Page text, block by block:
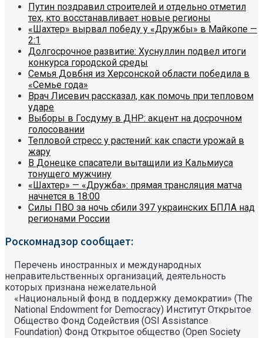
Путин поздравил строителей и отдельно отметил
тех, кто восстанавливает новые регионы
«Шахтер» вырвал победу у «Дружбы» в Майкопе —
2:1
Долгосрочное развитие: Хуснуллин подвел итоги
конкурса городской среды
Семья Довбня из Херсонской области победила в
«Семье года»
Врач Лисевич рассказал, как помочь при тепловом
ударе
Выборы в Госдуму в ДНР: акцент на досрочном
голосовании
Тепловой стресс у растений: как спасти урожай в
жару
В Донецке спасатели вытащили из Кальмиуса
тонущего мужчину
«Шахтер» — «Дружба»: прямая трансляция матча
начнется в 18:00
Силы ПВО за ночь сбили 397 украинских БПЛА над
регионами России
Роскомнадзор сообщает:
Перечень иностранных и международных
неправительственных организаций, деятельность
которых признана нежелательной
«Национальный фонд в поддержку демократии» (The
National Endowment for Democracy) Институт Открытое
Общество Фонд Содействия (OSI Assistance
Foundation) Фонд Открытое общество (Open Society